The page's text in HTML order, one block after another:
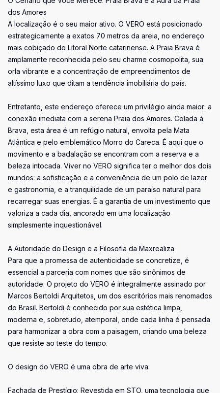
dos Amores
A localização é o seu maior ativo. O VERO está posicionado
estrategicamente a exatos 70 metros da areia, no endereço
mais cobiçado do Litoral Norte catarinense. A Praia Brava é
amplamente reconhecida pelo seu charme cosmopolita, sua
orla vibrante e a concentração de empreendimentos de
altíssimo luxo que ditam a tendência imobiliária do país.
Entretanto, este endereço oferece um privilégio ainda maior: a
conexão imediata com a serena Praia dos Amores. Colada à
Brava, esta área é um refúgio natural, envolta pela Mata
Atlântica e pelo emblemático Morro do Careca. É aqui que o
movimento e a badalação se encontram com a reserva e a
beleza intocada. Viver no VERO significa ter o melhor dos dois
mundos: a sofisticação e a conveniência de um polo de lazer
e gastronomia, e a tranquilidade de um paraíso natural para
recarregar suas energias. É a garantia de um investimento que
valoriza a cada dia, ancorado em uma localização
simplesmente inquestionável.
A Autoridade do Design e a Filosofia da Maxrealiza
Para que a promessa de autenticidade se concretize, é
essencial a parceria com nomes que são sinônimos de
autoridade. O projeto do VERO é integralmente assinado por
Marcos Bertoldi Arquitetos, um dos escritórios mais renomados
do Brasil. Bertoldi é conhecido por sua estética limpa,
moderna e, sobretudo, atemporal, onde cada linha é pensada
para harmonizar a obra com a paisagem, criando uma beleza
que resiste ao teste do tempo.
O design do VERO é uma obra de arte viva:
Fachada de Prestígio: Revestida em STO, uma tecnologia que